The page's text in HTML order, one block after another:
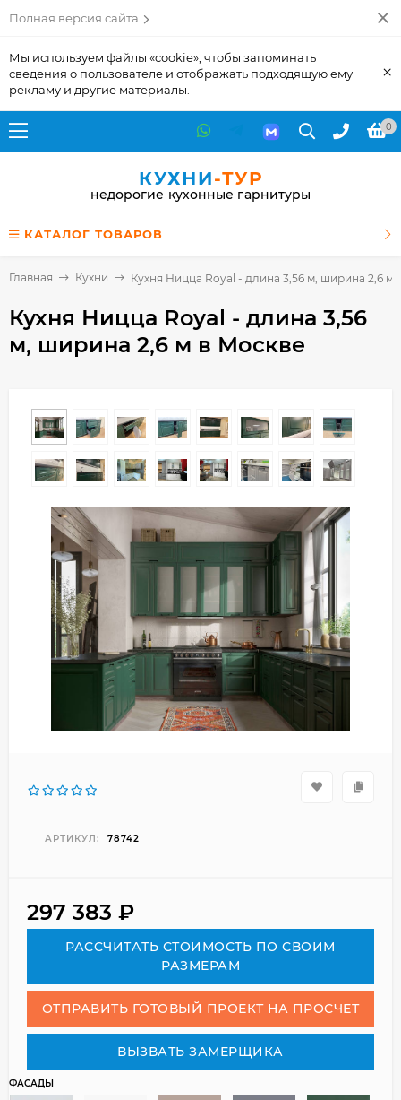
Полная версия сайта
Мы используем файлы «cookie», чтобы запоминать
сведения о пользователе и отображать подходящую ему
рекламу и другие материалы.
×
0
КУХНИ-ТУР
недорогие кухонные гарнитуры
КАТАЛОГ ТОВАРОВ
Главная Кухни Кухня Ницца Royal - длина 3,56 м, ширина 2,6 м
Кухня Ницца Royal - длина 3,56
м, ширина 2,6 м в Москве
АРТИКУЛ: 78742
297 383 ₽
РАСCЧИТАТЬ СТОИМОСТЬ ПО СВОИМ
РАЗМЕРАМ
ОТПРАВИТЬ ГОТОВЫЙ ПРОЕКТ НА ПРОСЧЕТ
ВЫЗВАТЬ ЗАМЕРЩИКА
ФАСАДЫ